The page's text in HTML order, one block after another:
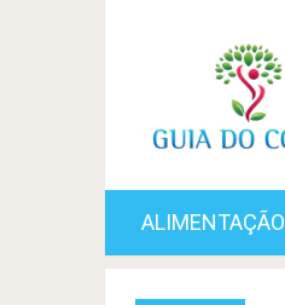
ALIMENTAÇÃO